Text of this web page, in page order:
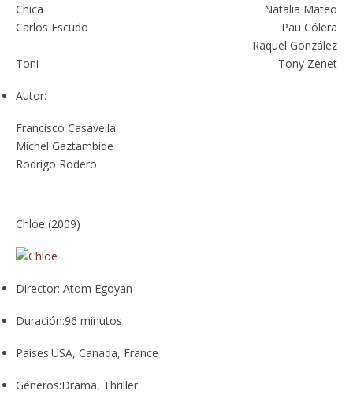
Chica
Natalia Mateo
Carlos Escudo
Pau Cólera
Raquel González
Toni
Tony Zenet
Autor:
Francisco Casavella
Michel Gaztambide
Rodrigo Rodero
Chloe (2009)
Director: Atom Egoyan
Duración:96 minutos
Países:USA, Canada, France
Géneros:Drama, Thriller